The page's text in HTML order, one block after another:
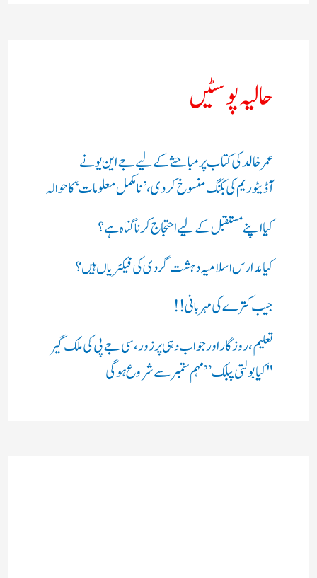
حالیہ پوسٹیں
عمر خالد کی کتاب پر مباحثے کے لیے جے این یو نے
آڈیٹوریم کی بکنگ منسوخ کردی، ’نامکمل معلومات‘ کا حوالہ
کیا اپنے مستقبل کے لیے احتجاج کرنا گناہ ہے؟
کیا مدارس اسلامیہ دہشت گردی کی فیکٹریاں ہیں؟
جیب کترے کی مہربانی !!
تعلیم، روزگار اور جواب دہی پر زور، سی جے پی کی ملک گیر
"کیا بولتی پبلک” مہم ستمبر سے شروع ہوگی